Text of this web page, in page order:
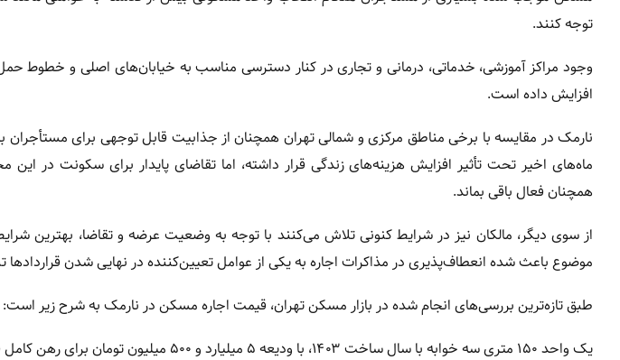
توجه کنند.
وجود مراکز آموزشی، خدماتی، درمانی و تجاری در کنار دسترسی مناسب به خیابان‌های اصلی و خطوط
افزایش داده است.
نارمک در مقایسه با برخی مناطق مرکزی و شمالی تهران همچنان از جذابیت قابل توجهی برای مستأجران
ماه‌های اخیر تحت تأثیر افزایش هزینه‌های زندگی قرار داشته، اما تقاضای پایدار برای سکونت در
همچنان فعال باقی بماند.
از سوی دیگر، مالکان نیز در شرایط کنونی تلاش می‌کنند با توجه به وضعیت عرضه و تقاضا، بهترین
موضوع باعث شده انعطاف‌پذیری در مذاکرات اجاره به یکی از عوامل تعیین‌کننده در نهایی شدن قراردادها
طبق تازه‌ترین بررسی‌های انجام شده در بازار مسکن تهران، قیمت اجاره مسکن در نارمک به شرح زیر است:
یک واحد ۱۵۰ متری سه خوابه با سال ساخت ۱۴۰۳، با ودیعه ۵ میلیارد و ۵۰۰ میلیون تومان برای رهن کامل فایل شده است.